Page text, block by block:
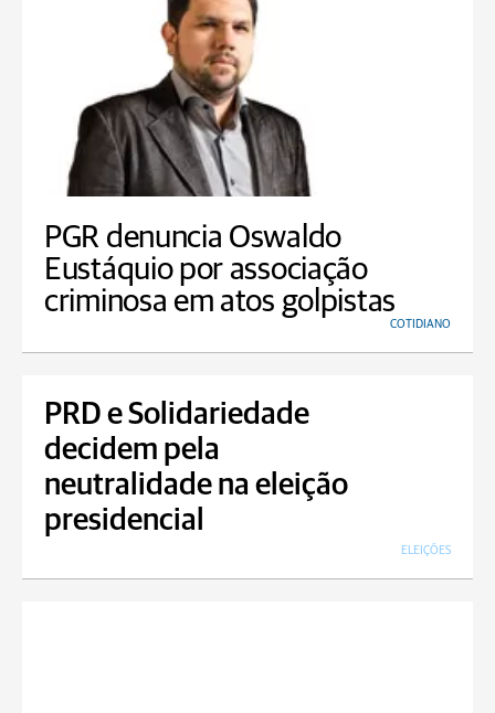
PGR denuncia Oswaldo
Eustáquio por associação
criminosa em atos golpistas
COTIDIANO
PRD e Solidariedade
decidem pela
neutralidade na eleição
presidencial
ELEIÇÕES